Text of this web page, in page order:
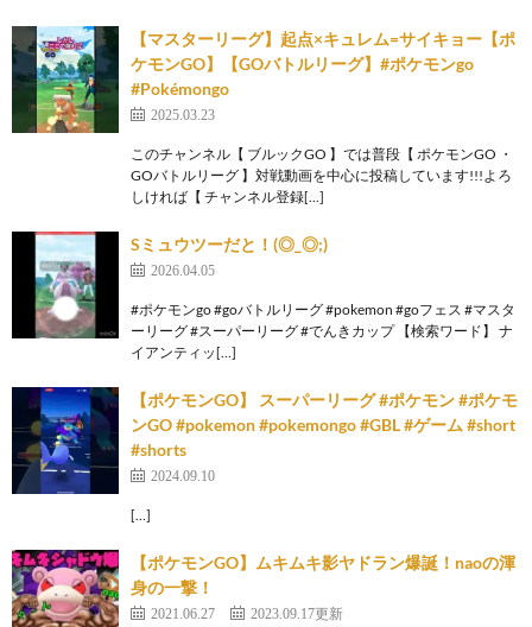
【マスターリーグ】起点×キュレム=サイキョー【ポ
ケモンGO】【GOバトルリーグ】#ポケモンgo
#Pokémongo
2025.03.23
このチャンネル【 ブルックGO 】では普段【 ポケモンGO ・
GOバトルリーグ 】対戦動画を中心に投稿しています!!!よろ
しければ【 チャンネル登録[…]
Sミュウツーだと！(◎_◎;)
2026.04.05
#ポケモンgo #goバトルリーグ #pokemon #goフェス #マスタ
ーリーグ #スーパーリーグ #でんきカップ 【検索ワード】 ナ
イアンティッ[…]
【ポケモンGO】 スーパーリーグ #ポケモン #ポケモ
ンGO #pokemon #pokemongo #GBL #ゲーム #short
#shorts
2024.09.10
[…]
【ポケモンGO】ムキムキ影ヤドラン爆誕！naoの渾
身の一撃！
2021.06.27 2023.09.17更新